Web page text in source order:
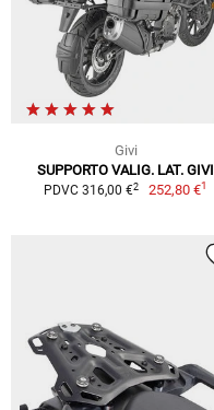
Givi
SUPPORTO VALIG. LAT. GIVI
PDVC 316,00 €2 252,80 €1